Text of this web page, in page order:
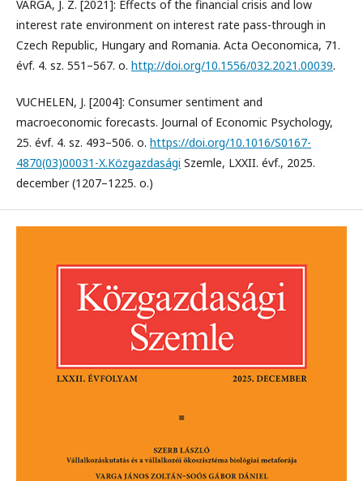
VARGA, J. Z. [2021]: Effects of the financial crisis and low
interest rate environment on interest rate pass-through in
Czech Republic, Hungary and Romania. Acta Oeconomica, 71.
évf. 4. sz. 551–567. o. http://doi.org/10.1556/032.2021.00039.
VUCHELEN, J. [2004]: Consumer sentiment and
macroeconomic forecasts. Journal of Economic Psychology,
25. évf. 4. sz. 493–506. o. https://doi.org/10.1016/S0167-
4870(03)00031-X.Közgazdasági Szemle, LXXII. évf., 2025.
december (1207–1225. o.)